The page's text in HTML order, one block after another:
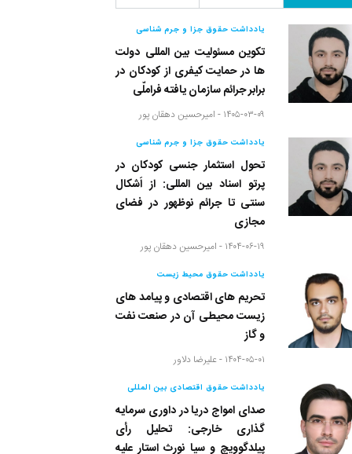
یادداشت حقوق جزا و جرم شناسی
تکوین مسئولیت بین المللی دولت
ها در حمایت کیفری از کودکان در
برابر جرائم سازمان یافته فراملّی
۱۴۰۵-۰۳-۰۹ - امیرحسین دهقان پور
یادداشت حقوق جزا و جرم شناسی
تحول استثمار جنسی کودکان در
پرتو اسناد بین المللی: از اَشکال
سنتی تا جرائم نوظهور در فضای
مجازی
۱۴۰۴-۰۶-۱۹ - امیرحسین دهقان پور
یادداشت حقوق محیط زیست
تحریم های اقتصادی و پیامد های
زیست محیطی آن در صنعت نفت
و گاز
۱۴۰۴-۰۵-۰۱ - علیرضا دلاور
یادداشت حقوق اقتصادی بین المللی
صدای امواج دریا در داوری سرمایه
گذاری خارجی: تحلیل رأی
پیلدگوویچ و سیا نورث استار علیه